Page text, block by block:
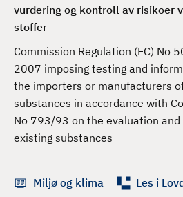
vurdering og kontroll av risikoer
stoffer
Commission Regulation (EC) No
2007 imposing testing and
the importers or manufacturers
substances in accordance with
No 793/93 on the evaluation
existing substances
Miljø og klima Les i